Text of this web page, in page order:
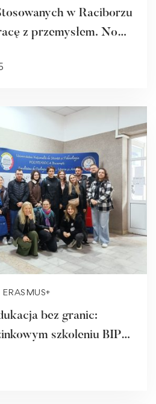
w Raciborzu
z przemysłem. Nowa
ERASMUS+
bez granic:
szkoleniu BIP